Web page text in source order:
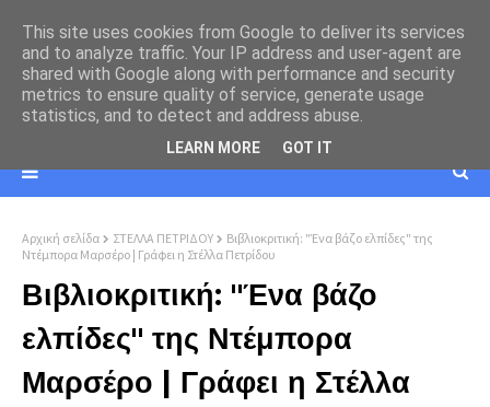
Αρχική σελίδα ΣΤΕΛΛΑ ΠΕΤΡΙΔΟΥ
Βιβλιοκριτική: "Ένα βάζο ελπίδες" της
Ντέμπορα Μαρσέρο | Γράφει η Στέλλα Πετρίδου
Βιβλιοκριτική: "Ένα βάζο
ελπίδες" της Ντέμπορα
Μαρσέρο | Γράφει η Στέλλα
This site uses cookies from Google to deliver its services
and to analyze traffic. Your IP address and user-agent are
shared with Google along with performance and security
metrics to ensure quality of service, generate usage
statistics, and to detect and address abuse.
LEARN MORE GOT IT